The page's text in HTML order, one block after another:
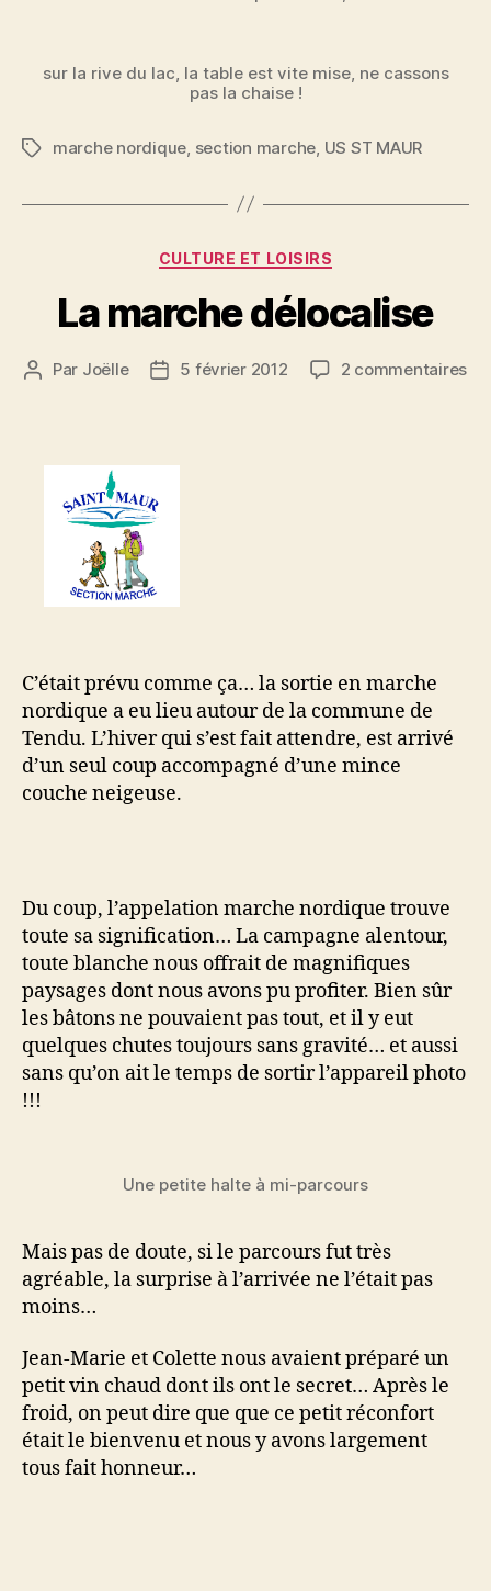
sur la rive du lac, la table est vite mise, ne cassons
pas la chaise !
Étiquettes
marche nordique section marche US ST MAUR
Catégories
CULTURE ET LOISIRS
La marche délocalise
Auteur
Par Joëlle
Date5 février 2012 2 commentairessur
C’était prévu comme ça… la sortie en marche
nordique a eu lieu autour de la commune de
Tendu. L’hiver qui s’est fait attendre, est arrivé
d’un seul coup accompagné d’une mince
couche neigeuse.
Du coup, l’appelation marche nordique trouve
toute sa signification… La campagne alentour,
toute blanche nous offrait de magnifiques
paysages dont nous avons pu profiter. Bien sûr
les bâtons ne pouvaient pas tout, et il y eut
quelques chutes toujours sans gravité… et aussi
sans qu’on ait le temps de sortir l’appareil photo
!!!
Une petite halte à mi-parcours
Mais pas de doute, si le parcours fut très
agréable, la surprise à l’arrivée ne l’était pas
moins…
Jean-Marie et Colette nous avaient préparé un
petit vin chaud dont ils ont le secret… Après le
froid, on peut dire que que ce petit réconfort
était le bienvenu et nous y avons largement
tous fait honneur…